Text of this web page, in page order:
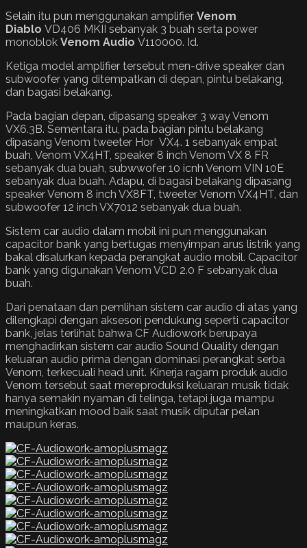
Selain itu pun menggunakan amplifier Venom
Diablo VD406 MKII sebanyak 3 buah serta power
monoblok Venom Audio V110000. Id.
Ketiga model amplifier tersebut men-drive speaker dan
subwoofer yang ditempatkan di depan, pintu belakang,
dan bagasi belakang.
Pada bagian depan, dipasang speaker 3 way Venom
VX6.3B. Sementara itu, pada bagian pintu belakang
dipasang Venom tweeter Hor VX4. 1 sebanyak empat
buah, Venom VX4HT, speaker 8 inch Venom VX 8 FR
sebanyak dua buah, subwwofer 10 icnh Venom VIN 10E
sebanyak dua buah. Adapu, di bagasi belakang dipasang
speaker Venom 8 inch VX8FT, tweeter Venom VX4HT, dan
subwoofer 12 inch VX7012 sebanyak dua buah.
Sistem car audio dalam mobil ini pun menggunakan
capacitor bank yang bertugas menyimpan arus listrik yang
bakal disalurkan kepada perangkat audio mobil. Capacitor
bank yang digunakan Venom VCD 2.0 F sebanyak dua
buah.
Dari penataan dan pemlihan sistem car audio di atas yang
dilengkapi dengan aksesori pendukung seperti capacitor
bank, jelas terlihat bahwa CF Audiowork berupaya
menghadirkan sistem car audio Sound Quality dengan
keluaran audio prima dengan dominasi perangkat serba
Venom, terkecuali head unit. Kinerja ragam produk audio
Venom tersebut saat mereproduksi keluaran musik tidak
hanya semakin nyaman di telinga, tetapi juga mampu
meningkatkan mood baik saat musik diputar pelan
maupun keras.